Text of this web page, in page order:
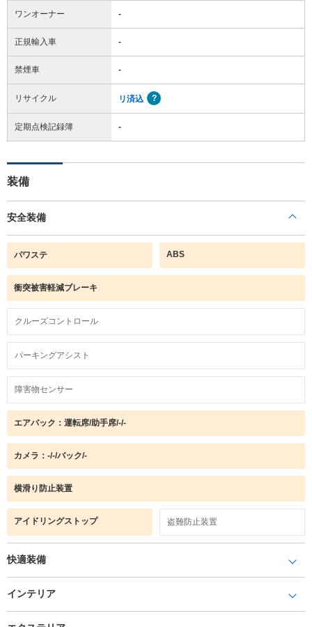
ワンオーナー -
正規輸入車 -
禁煙車 -
リサイクル リ済込
定期点検記録簿 -
装備
安全装備
パワステ ABS
衝突被害軽減ブレーキ
クルーズコントロール
パーキングアシスト
障害物センサー
エアバック：運転席/助手席/-/-
カメラ：-/-/バック/-
横滑り防止装置
アイドリングストップ 盗難防止装置
快適装備
インテリア